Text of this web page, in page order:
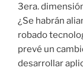
3era.
¿Se habrán
robado
prevé un
desarrollar